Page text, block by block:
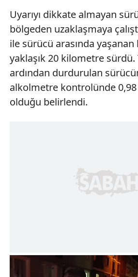
Uyarıyı dikkate almayan
bölgeden uzaklaşmaya
ile sürücü arasında
yaklaşık 20 kilometre sürdü.
ardından durdurulan
alkolmetre kontrolünde
olduğu belirlendi.